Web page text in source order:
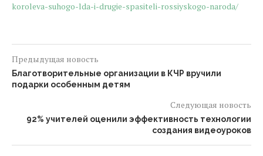
koroleva-suhogo-lda-i-drugie-spasiteli-rossiyskogo-naroda/
Предыдущая новость
Благотворительные организации в КЧР вручили
подарки особенным детям
Следующая новость
92% учителей оценили эффективность технологии
создания видеоуроков